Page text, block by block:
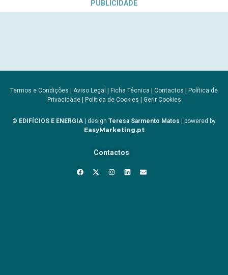
PUBLICIDADE
Termos e Condições | Aviso Legal | Ficha Técnica | Contactos | Política de
Privacidade| Política de Cookies | Gerir Cookies
© EDIFÍCIOS E ENERGIA | design Teresa Sarmento Matos | powered by
EasyMarketing.pt
Contactos